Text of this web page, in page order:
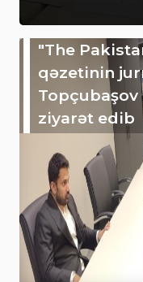
"The
qəzetinin
ziyarət edib